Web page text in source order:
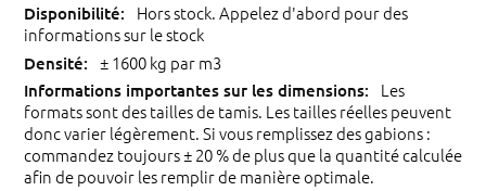
Hors stock. Appelez d'abord pour des
informations sur le stock
± 1600 kg par m3
Les
formats sont des tailles de tamis. Les tailles réelles peuvent
donc varier légèrement. Si vous remplissez des gabions :
commandez toujours ± 20 % de plus que la quantité calculée
afin de pouvoir les remplir de manière optimale.